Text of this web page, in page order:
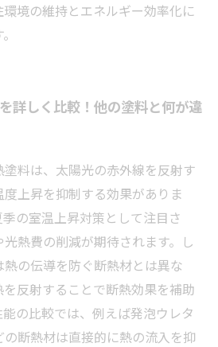
境の維持とエネルギー効率化に
詳しく比較！他の塗料と何が違
料は、太陽光の赤外線を反射す
上昇を抑制する効果がありま
の室温上昇対策として注目さ
熱費の削減が期待されます。し
の伝導を防ぐ断熱材とは異な
反射することで断熱効果を補助
の比較では、例えば発泡ウレタ
断熱材は直接的に熱の流入を抑